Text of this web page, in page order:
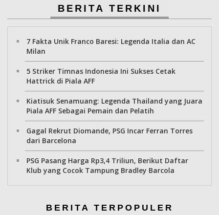
BERITA TERKINI
7 Fakta Unik Franco Baresi: Legenda Italia dan AC
Milan
5 Striker Timnas Indonesia Ini Sukses Cetak
Hattrick di Piala AFF
Kiatisuk Senamuang: Legenda Thailand yang Juara
Piala AFF Sebagai Pemain dan Pelatih
Gagal Rekrut Diomande, PSG Incar Ferran Torres
dari Barcelona
PSG Pasang Harga Rp3,4 Triliun, Berikut Daftar
Klub yang Cocok Tampung Bradley Barcola
BERITA TERPOPULER